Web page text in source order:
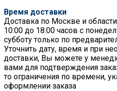
Время доставки
Доставка по Москве и
10:00 до 18:00 часов с
субботу только по
Уточнить дату, время и при
доставки, Вы можете у
вами для подтверждения
то ограничения по времени,
оформлении заказа